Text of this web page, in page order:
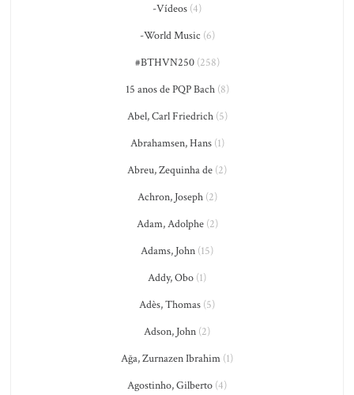
-Vídeos (4)
-World Music (6)
#BTHVN250(258)
15 anos de PQP Bach(8)
Abel, Carl Friedrich(5)
Abrahamsen, Hans(1)
Abreu, Zequinha de (2)
Achron, Joseph(2)
Adam, Adolphe(2)
Adams, John (15)
Addy, Obo (1)
Adès, Thomas (5)
Adson, John (2)
Ağa, Zurnazen Ibrahim (1)
Agostinho, Gilberto (4)